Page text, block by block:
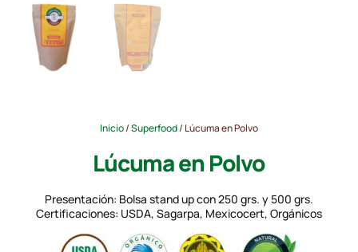
Inicio/Superfood/ Lúcuma en Polvo
Lúcuma en Polvo
Presentación: Bolsa stand up con 250 grs. y 500 grs.
Certificaciones: USDA, Sagarpa, Mexicocert, Orgánicos